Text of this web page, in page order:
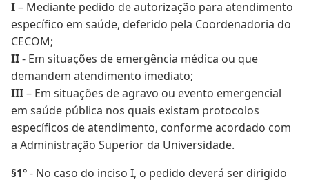
I– Mediante pedido de autorização para atendimento
específico em saúde, deferido pela Coordenadoria do
CECOM;
II- Em situações de emergência médica ou que
demandem atendimento imediato;
III– Em situações de agravo ou evento emergencial
em saúde pública nos quais existam protocolos
específicos de atendimento, conforme acordado com
a Administração Superior da Universidade.
§1º- No caso do inciso I, o pedido deverá ser dirigido